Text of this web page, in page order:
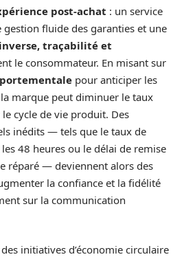
post-achat : un service
fluide des garanties et une
traçabilité et
le consommateur. En misant sur
pour anticiper les
marque peut diminuer le taux
cycle de vie produit. Des
inédits — tels que le taux de
48 heures ou le délai de remise
réparé — deviennent alors des
la confiance et la fidélité
sur la communication
initiatives d’économie circulaire